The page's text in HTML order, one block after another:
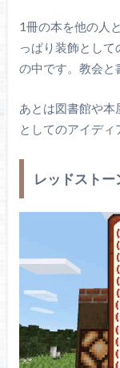
1冊の本を他の人
っぱり装飾とし
の中です。教会と
あとは図書館や本
としてのアイディ
レッドストー